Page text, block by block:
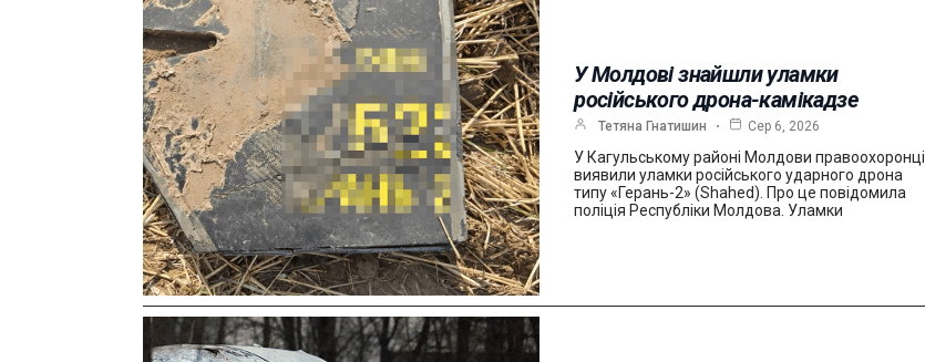
У Молдові знайшли уламки
російського дрона-камікадзе
Тетяна Гнатишин Сер 6, 2026
У Кагульському районі Молдови правоохоронці
виявили уламки російського ударного дрона
типу «Герань-2» (Shahed). Про це повідомила
поліція Республіки Молдова. Уламки